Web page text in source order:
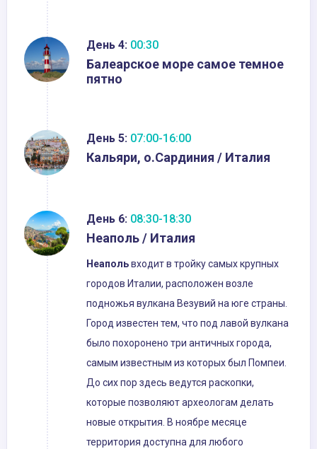
День 4: 00:30
Балеарское море самое темное
пятно
День 5: 07:00-16:00
Кальяри, о.Сардиния / Италия
День 6: 08:30-18:30
Неаполь / Италия
Неапольвходит в тройку самых крупных
городов Италии, расположен возле
подножья вулкана Везувий на юге страны.
Город известен тем, что под лавой вулкана
было похоронено три античных города,
самым известным из которых был Помпеи.
До сих пор здесь ведутся раскопки,
которые позволяют археологам делать
новые открытия. В ноябре месяце
территория доступна для любого